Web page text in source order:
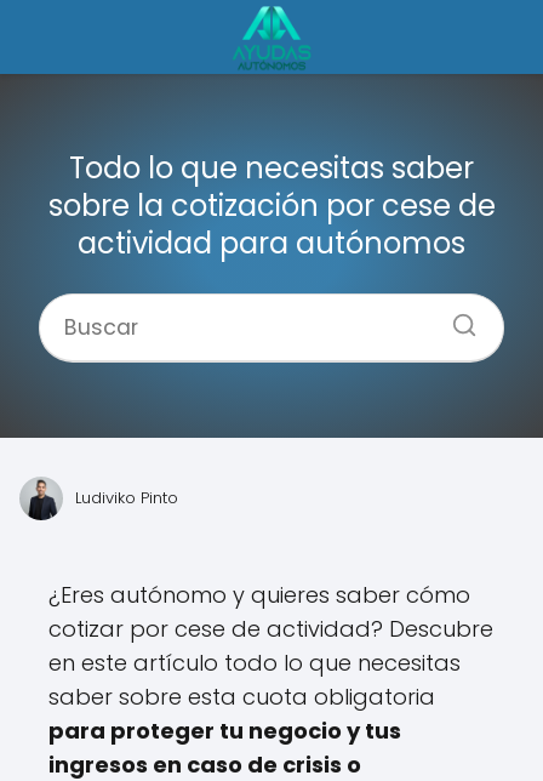
Todo lo que necesitas saber
sobre la cotización por cese de
actividad para autónomos
Ludiviko Pinto
¿Eres autónomo y quieres saber cómo
cotizar por cese de actividad? Descubre
en este artículo todo lo que necesitas
saber sobre esta cuota obligatoria
para proteger tu negocio y tus
ingresos en caso de crisis o